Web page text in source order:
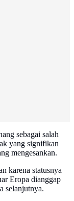
sebagai salah
yang signifikan
mengesankan.
karena statusnya
Eropa dianggap
selanjutnya.